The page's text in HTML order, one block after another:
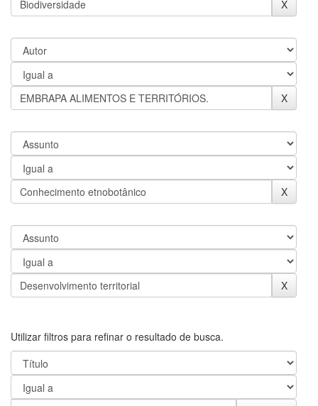
Utilizar filtros para refinar o resultado de busca.